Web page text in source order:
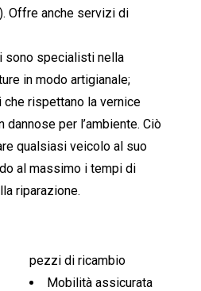
Offre anche servizi di
sono specialisti nella
in modo artigianale;
rispettano la vernice
dannose per l’ambiente. Ciò
qualsiasi veicolo al suo
al massimo i tempi di
riparazione.
pezzi di ricambio
Mobilità assicurata